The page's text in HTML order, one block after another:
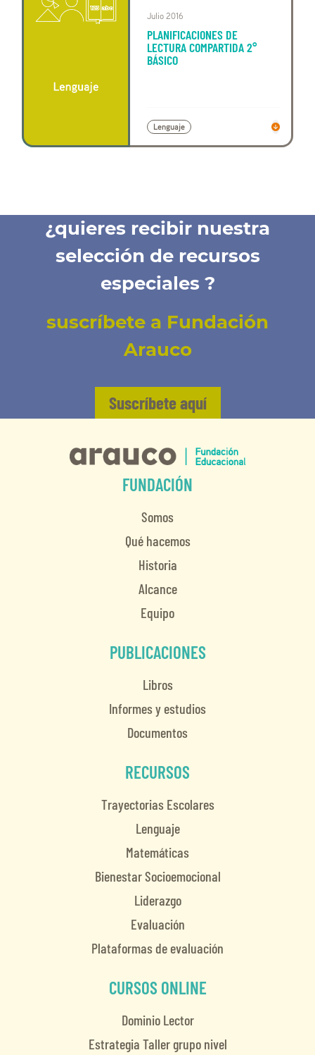
Julio 2016
PLANIFICACIONES DE
LECTURA COMPARTIDA 2°
BÁSICO
Lenguaje
¿quieres recibir nuestra
selección de recursos
especiales ?
suscríbete a Fundación
Arauco
Suscríbete aquí
FUNDACIÓN
Somos
Qué hacemos
Historia
Alcance
Equipo
PUBLICACIONES
Libros
Informes y estudios
Documentos
RECURSOS
Trayectorias Escolares
Lenguaje
Matemáticas
Bienestar Socioemocional
Liderazgo
Evaluación
Plataformas de evaluación
CURSOS ONLINE
Dominio Lector
Estrategia Taller grupo nivel